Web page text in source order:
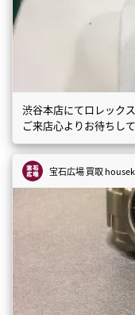
渋谷本店にてロレック
ご来店心よりお待ちし
宝石広場 買取